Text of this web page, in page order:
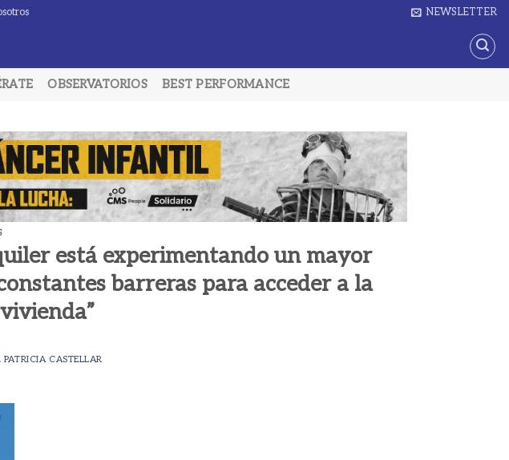
NEWSLETTER
OBSERVATORIOS BEST PERFORMANCE
está experimentando un mayor
barreras para acceder a la
PATRICIA CASTELLAR